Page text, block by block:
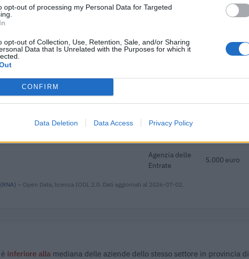
opt-out of processing my Personal Data for Targeted
opt-out of Collection, Use, Retention, Sale, and/or Sharing
Data that Is Unrelated with the Purposes for which it
CONFIRM
Data Deletion Data Access Privacy Policy
Agenzia delle
9.755 euro
Entrate
5.000 euro
ai sensi della decisione SA. 62668 e
entrate
a seguito della crisi economica
mo
entrate
Agenzia delle
Agenzia delle
Entrate
5.000 euro
– Open Data, licenza IODL 2.0. Dati aggiornati al 2026-07-02.
inferiore alla mediana delle aziende dello stesso settore in provincia di